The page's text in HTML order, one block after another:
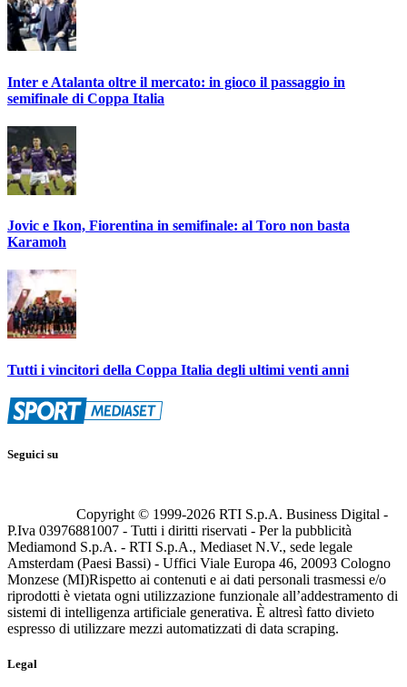
Inter e Atalanta oltre il mercato: in gioco il passaggio in
semifinale di Coppa Italia
Jovic e Ikon, Fiorentina in semifinale: al Toro non basta
Karamoh
Tutti i vincitori della Coppa Italia degli ultimi venti anni
Seguici su
Copyright © 1999-2026 RTI S.p.A. Business Digital -
P.Iva 03976881007 - Tutti i diritti riservati - Per la pubblicità
Mediamond S.p.A. - RTI S.p.A., Mediaset N.V., sede legale
Amsterdam (Paesi Bassi) - Uffici Viale Europa 46, 20093 Cologno
Monzese (MI)Rispetto ai contenuti e ai dati personali trasmessi e/o
riprodotti è vietata ogni utilizzazione funzionale all’addestramento di
sistemi di intelligenza artificiale generativa. È altresì fatto divieto
espresso di utilizzare mezzi automatizzati di data scraping.
Legal